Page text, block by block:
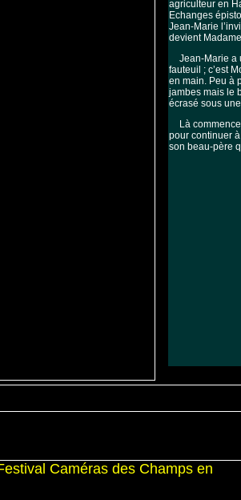
agriculteur en
Echanges
Jean-Marie
devient
Jean-Marie a
fauteuil ; c’est
en main. Peu à
jambes mais le
écrasé sous
Là
pour continuer
son beau-père
Caméras des Champs en